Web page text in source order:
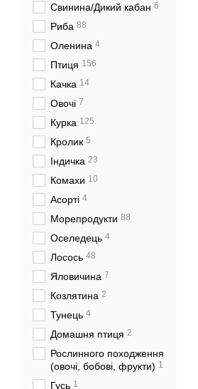
Свинина/Дикий кабан 6
Риба 88
Оленина 4
Птиця 156
Качка 14
Овочі 7
Курка 125
Кролик 5
Індичка 23
Комахи 10
Асорті 4
Морепродукти 88
Оселедець 4
Лосось 48
Яловичина 7
Козлятина 2
Тунець 4
Домашня птиця 2
Рослинного походження
(овочі, бобові, фрукти) 1
Гусь 1